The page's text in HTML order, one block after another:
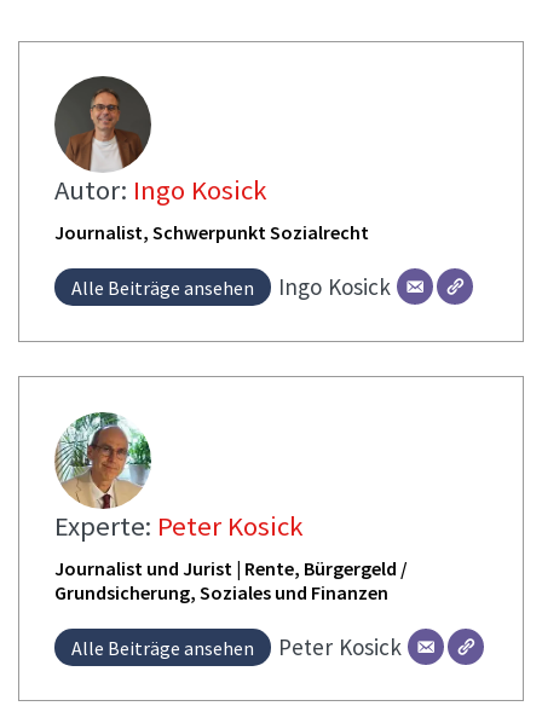
Autor: Ingo Kosick
Journalist, Schwerpunkt Sozialrecht
Alle Beiträge ansehen Ingo Kosick
Experte: Peter Kosick
Journalist und Jurist | Rente, Bürgergeld /
Grundsicherung, Soziales und Finanzen
Alle Beiträge ansehen Peter Kosick